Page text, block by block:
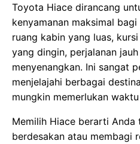
Toyota Hiace dirancang
kenyamanan maksimal
ruang kabin yang luas,
yang dingin, perjalanan
menyenangkan. Ini sangat
menjelajahi berbagai
mungkin memerlukan
Memilih Hiace berarti Anda
berdesakan atau membagi